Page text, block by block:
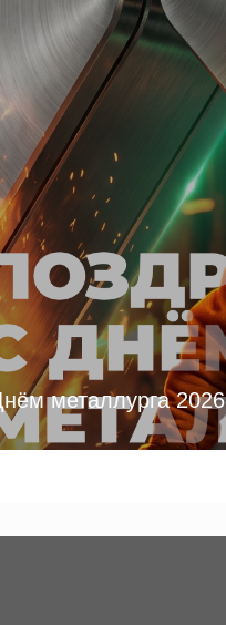
металлурга 2026